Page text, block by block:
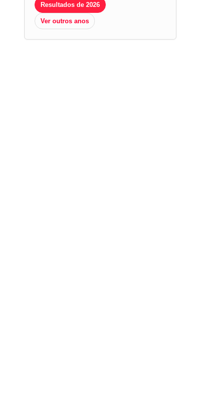
Resultados de 2026
Ver outros anos